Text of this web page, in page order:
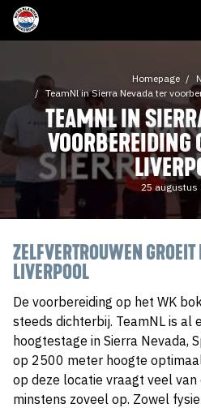
Homepage
TeamNl in Sierra Nevada ter
TEAMNL IN
VOORBEREIDING
25 augustus
ZELFVERTROUWEN
LIVERPOOL
De voorbereiding op het WK
steeds dichterbij. TeamNL is al
hoogtestage in Sierra Nevada,
op 2500 meter hoogte
op deze locatie vraagt veel
minstens zoveel op. Zowel